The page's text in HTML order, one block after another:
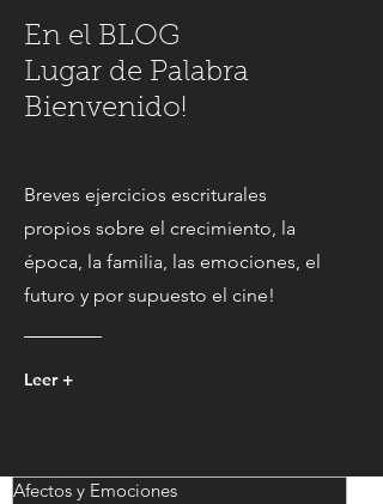
En el BLOG
Lugar de Palabra
Bienvenido!
Breves ejercicios escriturales
propios sobre el crecimiento, la
época, la familia, las emociones, el
futuro y por supuesto el cine!
Leer +
Afectos y Emociones